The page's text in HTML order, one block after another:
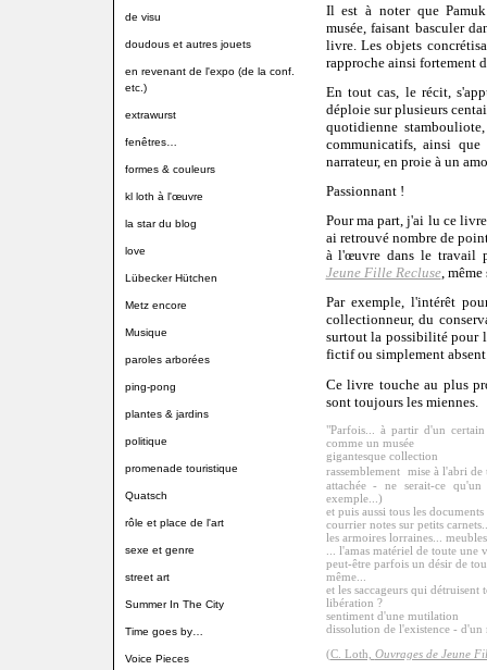
de visu
doudous et autres jouets
en revenant de l'expo (de la conf.
etc.)
extrawurst
fenêtres…
formes & couleurs
kl loth à l'œuvre
la star du blog
love
Lübecker Hütchen
Metz encore
Musique
paroles arborées
ping-pong
plantes & jardins
politique
promenade touristique
Quatsch
rôle et place de l'art
sexe et genre
street art
Summer In The City
Time goes by…
Voice Pieces
Il est à noter que
musée, faisant basculer
livre. Les objets
rapproche ainsi fortement
En tout cas, le récit,
déploie sur plusieurs
quotidienne
communicatifs, ainsi
narrateur, en proie à un
Passionnant !
Pour ma part, j'ai lu ce
ai retrouvé nombre de
à l'œuvre dans le travail
Jeune Fille Recluse,
Par exemple, l'intérêt
collectionneur, du
surtout la possibilité pour
fictif ou simplement
Ce livre touche au plus
sont toujours les miennes.
"Parfois... à partir d'un
comme un musée
gigantesque collection
rassemblement mise à l'abri de
attachée - ne serait-ce
exemple...)
et puis aussi tous les
courrier notes sur petits
les armoires lorraines...
... l'amas matériel de toute une
peut-être parfois un désir de
même...
et les saccageurs qui détruisent
libération ?
sentiment d'une mutilation
dissolution de l'existence - d'un
(C. Loth, Ouvrages de Jeune